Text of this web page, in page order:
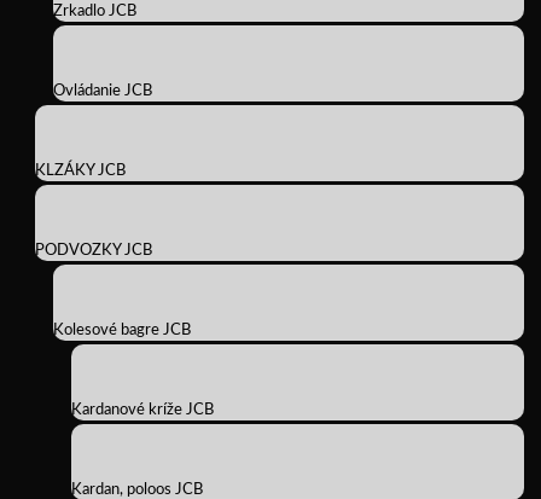
Zrkadlo JCB
Ovládanie JCB
KLZÁKY JCB
PODVOZKY JCB
Kolesové bagre JCB
Kardanové kríže JCB
Kardan, poloos JCB